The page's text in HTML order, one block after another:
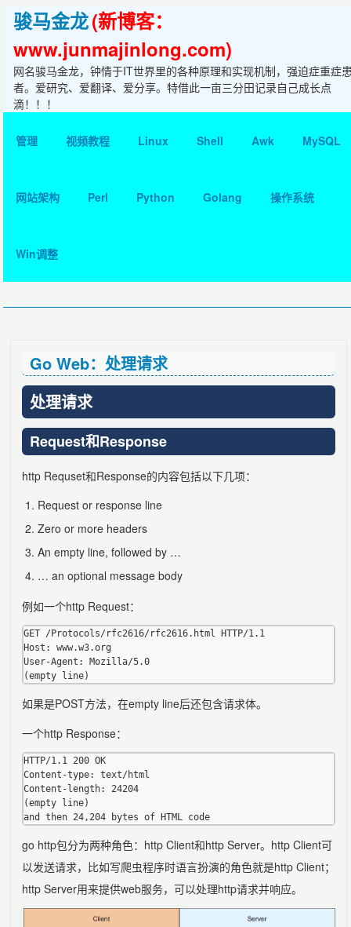
骏马金龙(新博客：
www.junmajinlong.com)
网名骏马金龙，钟情于IT世界里的各种原理和实现机制，强迫症重症
者。爱研究、爱翻译、爱分享。特借此一亩三分田记录自己成长点
滴！！！
管理 视频教程 Linux Shell Awk MySQL
网站架构 Perl Python Golang 操作系统
Win调整
Go Web：处理请求
处理请求
Request和Response
http Requset和Response的内容包括以下几项：
Request or response line
Zero or more headers
An empty line, followed by …
… an optional message body
例如一个http Request：
GET /Protocols/rfc2616/rfc2616.html HTTP/1.1
Host: www.w3.org
User-Agent: Mozilla/5.0
如果是POST方法，在empty line后还包含请求体。
一个http Response：
HTTP/1.1 200 OK
Content-type: text/html
Content-length: 24204
(empty line)
go http包分为两种角色：http Client和http Server。http Client可
以发送请求，比如写爬虫程序时语言扮演的角色就是http Client；
http Server用来提供web服务，可以处理http请求并响应。